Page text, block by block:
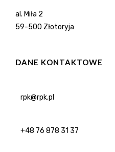
al. Miła 2
59-500 Złotoryja
DANE KONTAKTOWE
rpk@rpk.pl
+48 76 878 31 37